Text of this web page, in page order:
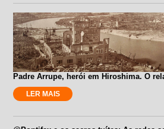
Padre Arrupe, herói em Hiroshima. O
LER MAIS